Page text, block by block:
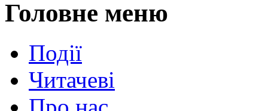
Головне меню
Події
Читачеві